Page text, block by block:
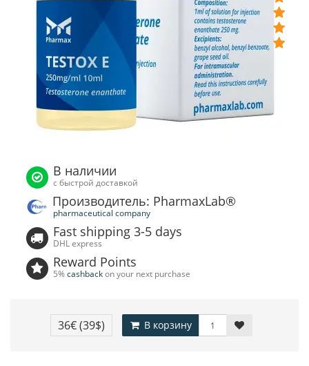
В наличии
с быстрой доставкой
Производитель: PharmaxLab®
pharmaceutical company
Fast shipping 3-5 days
DHL express
Reward Points
5%cashbackon your next purchase
36€(39$) В корзину